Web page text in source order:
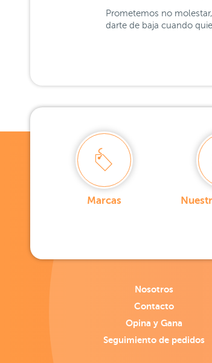
Prometemos no
darte de baja cuando
Marcas
Nosotros
Contacto
Opina y Gana
Seguimiento de pedidos